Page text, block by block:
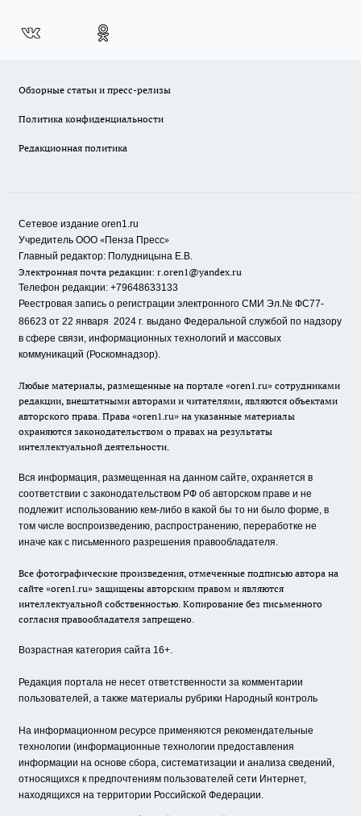
Обзорные статьи и пресс-релизы
Политика конфиденциальности
Редакционная политика
Сетевое издание oren1.ru
Учредитель ООО «Пенза Пресс»
Главный редактор: Полудницына Е.В.
Электронная почта редакции: r.oren1@yandex.ru
Телефон редакции: +79648633133
Реестровая запись о регистрации электронного СМИ Эл.№ ФС77-
86623 от 22 января 2024 г. выдано Федеральной службой по надзору
в сфере связи, информационных технологий и массовых
коммуникаций (Роскомнадзор).
Любые материалы, размещенные на портале «oren1.ru» сотрудниками
редакции, внештатными авторами и читателями, являются объектами
авторского права. Права «oren1.ru» на указанные материалы
охраняются законодательством о правах на результаты
интеллектуальной деятельности.
Вся информация, размещенная на данном сайте, охраняется в
соответствии с законодательством РФ об авторском праве и не
подлежит использованию кем-либо в какой бы то ни было форме, в
том числе воспроизведению, распространению, переработке не
иначе как с письменного разрешения правообладателя.
Все фотографические произведения, отмеченные подписью автора на
сайте «oren1.ru» защищены авторским правом и являются
интеллектуальной собственностью. Копирование без письменного
согласия правообладателя запрещено.
Возрастная категория сайта 16+.
Редакция портала не несет ответственности за комментарии
пользователей, а также материалы рубрики Народный контроль
На информационном ресурсе применяются рекомендательные
технологии (информационные технологии предоставления
информации на основе сбора, систематизации и анализа сведений,
относящихся к предпочтениям пользователей сети Интернет,
находящихся на территории Российской Федерации.